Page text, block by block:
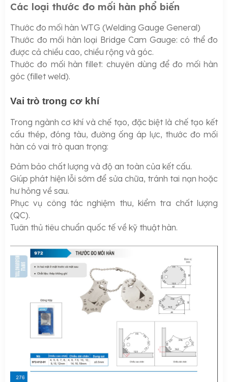
Các loại thước đo mối hàn phổ biến
Thước đo mối hàn WTG (Welding Gauge General)
Thước đo mối hàn loại Bridge Cam Gauge: có thể đo
được cả chiều cao, chiều rộng và góc.
Thước đo mối hàn fillet: chuyên dùng để đo mối hàn
góc (fillet weld).
Vai trò trong cơ khí
Trong ngành cơ khí và chế tạo, đặc biệt là chế tạo kết
cấu thép, đóng tàu, đường ống áp lực, thước đo mối
hàn có vai trò quan trọng:
Đảm bảo chất lượng và độ an toàn của kết cấu.
Giúp phát hiện lỗi sớm để sửa chữa, tránh tai nạn hoặc
hư hỏng về sau.
Phục vụ công tác nghiệm thu, kiểm tra chất lượng
(QC).
Tuân thủ tiêu chuẩn quốc tế về kỹ thuật hàn.